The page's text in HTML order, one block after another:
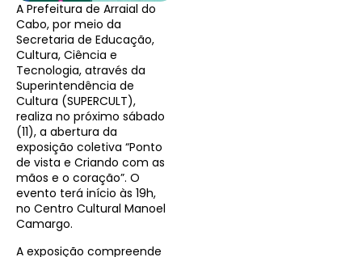
A Prefeitura de Arraial do
Cabo, por meio da
Secretaria de Educação,
Cultura, Ciência e
Tecnologia, através da
Superintendência de
Cultura (SUPERCULT),
realiza no próximo sábado
(11), a abertura da
exposição coletiva “Ponto
de vista e Criando com as
mãos e o coração”. O
evento terá início às 19h,
no Centro Cultural Manoel
Camargo.
A exposição compreende